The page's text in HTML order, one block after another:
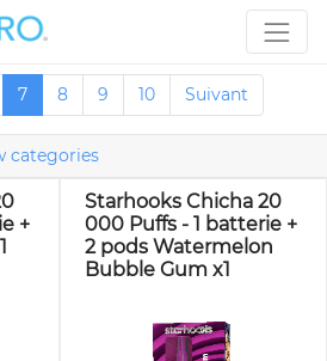
7 8 9 10 Suivant
categories
+
Starhooks Chicha 20
000 Puffs - 1 batterie +
2 pods Watermelon
Bubble Gum x1